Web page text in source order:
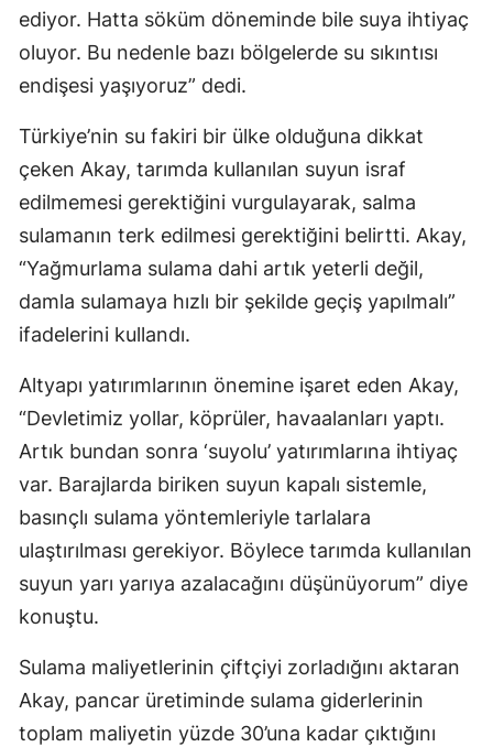
ediyor. Hatta söküm döneminde bile suya ihtiyaç
oluyor. Bu nedenle bazı bölgelerde su sıkıntısı
endişesi yaşıyoruz” dedi.
Türkiye’nin su fakiri bir ülke olduğuna dikkat
çeken Akay, tarımda kullanılan suyun israf
edilmemesi gerektiğini vurgulayarak, salma
sulamanın terk edilmesi gerektiğini belirtti. Akay,
“Yağmurlama sulama dahi artık yeterli değil,
damla sulamaya hızlı bir şekilde geçiş yapılmalı”
ifadelerini kullandı.
Altyapı yatırımlarının önemine işaret eden Akay,
“Devletimiz yollar, köprüler, havaalanları yaptı.
Artık bundan sonra ‘suyolu’ yatırımlarına ihtiyaç
var. Barajlarda biriken suyun kapalı sistemle,
basınçlı sulama yöntemleriyle tarlalara
ulaştırılması gerekiyor. Böylece tarımda kullanılan
suyun yarı yarıya azalacağını düşünüyorum” diye
konuştu.
Sulama maliyetlerinin çiftçiyi zorladığını aktaran
Akay, pancar üretiminde sulama giderlerinin
toplam maliyetin yüzde 30’una kadar çıktığını